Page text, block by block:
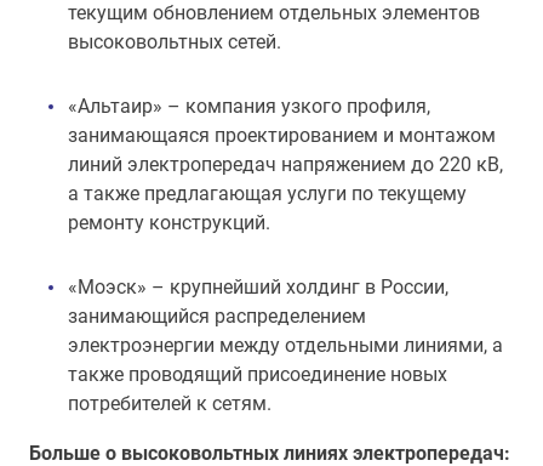
текущим обновлением отдельных элементов
высоковольтных сетей.
«Альтаир» – компания узкого профиля,
занимающаяся проектированием и монтажом
линий электропередач напряжением до 220 кВ,
а также предлагающая услуги по текущему
ремонту конструкций.
«Моэск» – крупнейший холдинг в России,
занимающийся распределением
электроэнергии между отдельными линиями, а
также проводящий присоединение новых
потребителей к сетям.
Больше о высоковольтных линиях электропередач: